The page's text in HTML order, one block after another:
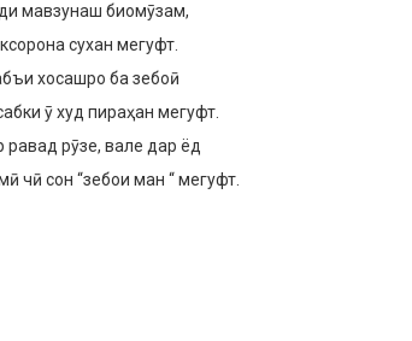
мавзунаш биомӯзам,
сухан мегуфт.
хосашро ба зебоӣ
ӯ худ пираҳан мегуфт.
равад рӯзе, вале дар ёд
чӣ сон “зебои ман “ мегуфт.